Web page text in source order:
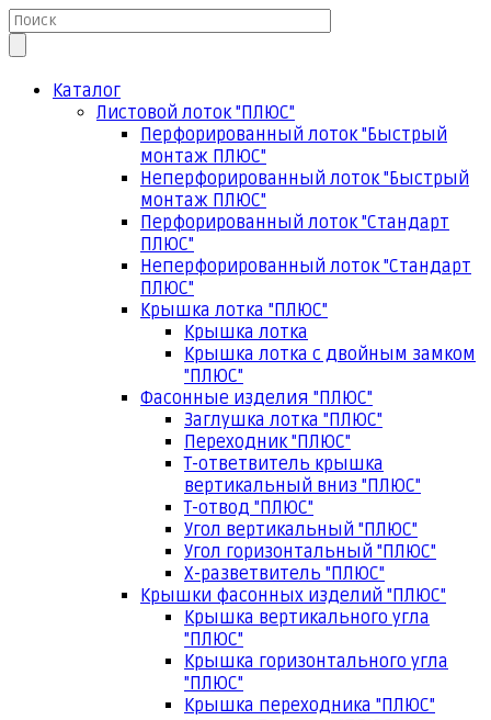
Каталог
Листовой лоток "ПЛЮС"
Перфорированный лоток "Быстрый
монтаж ПЛЮС"
Неперфорированный лоток "Быстрый
монтаж ПЛЮС"
Перфорированный лоток "Стандарт
ПЛЮС"
Неперфорированный лоток "Стандарт
ПЛЮС"
Крышка лотка "ПЛЮС"
Крышка лотка
Крышка лотка с двойным замком
"ПЛЮС"
Фасонные изделия "ПЛЮС"
Заглушка лотка "ПЛЮС"
Переходник "ПЛЮС"
Т-ответвитель крышка
вертикальный вниз "ПЛЮС"
Т-отвод "ПЛЮС"
Угол вертикальный "ПЛЮС"
Угол горизонтальный "ПЛЮС"
Х-разветвитель "ПЛЮС"
Крышки фасонных изделий "ПЛЮС"
Крышка вертикального угла
"ПЛЮС"
Крышка горизонтального угла
"ПЛЮС"
Крышка переходника "ПЛЮС"